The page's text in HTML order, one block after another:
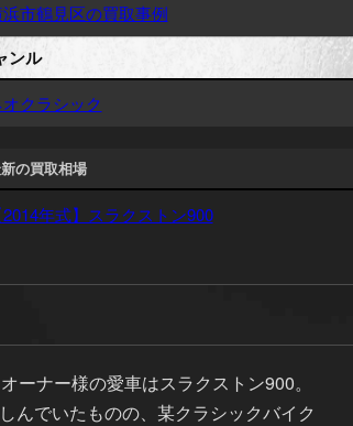
市鶴見区の買取事例
ンル
オクラシック
の買取相場
2014年式】スラクストン900
ーナー様の愛車はスラクストン900。
んでいたものの、某クラシックバイク